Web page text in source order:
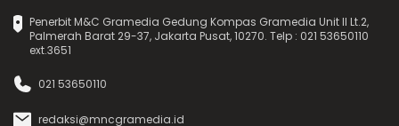
Penerbit M&C Gramedia Gedung Kompas Gramedia Unit II Lt.2,
Palmerah Barat 29-37, Jakarta Pusat, 10270. Telp : 021 53650110
ext.3651
021 53650110
redaksi@mncgramedia.id